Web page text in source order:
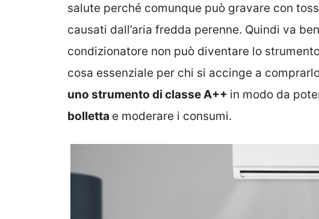
salute perché comunque può gravare con
causati dall’aria fredda perenne. Quindi va
condizionatore non può diventare lo
cosa essenziale per chi si accinge a
uno strumento di classe A++ in modo da
bolletta e moderare i consumi.